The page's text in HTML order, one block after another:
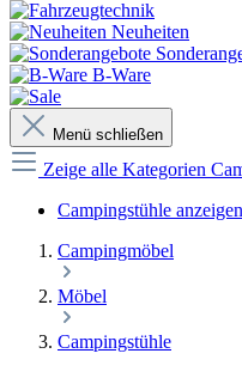
Neuheiten
B-Ware
Menü schließen
Zeige alle Kategorien
Campingstühle anzeigen
Campingmöbel
Möbel
Campingstühle